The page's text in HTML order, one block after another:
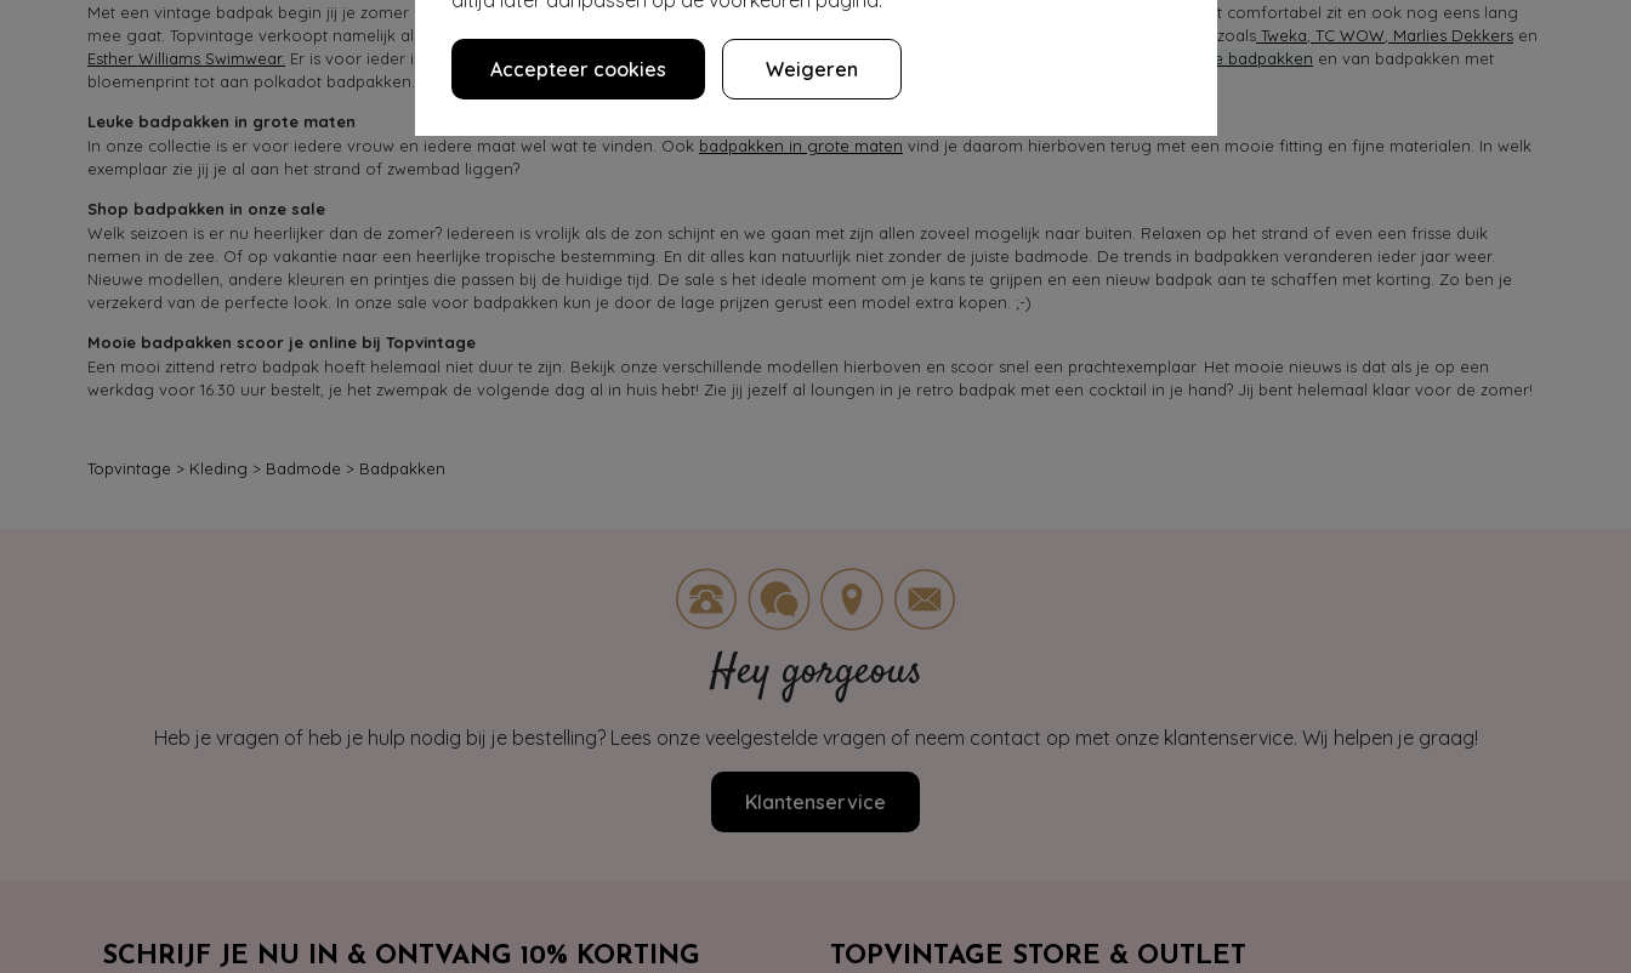
Accepteer cookies Weigeren
Met een vintage badpak begin jij je zomer super stijlvol! In onze boutique vind je jouw perfecte vintage badpak in jaren ’50 stijl. Een mooi badpak dat comfortabel zit en ook nog eens lang
mee gaat. Topvintage verkoopt namelijk alleen de beste kwaliteit. Voor onze collectie badpakken is er een selectie gemaakt van enkele topmerken zoals Tweka TC WOW Marlies Dekkers en
Esther Williams Swimwear. Er is voor ieder iets wils, ook qua prijs. Ga je voor een mooi patroon of een uni kleur? Van zwarte badpakken en van badpakken met
bloemenprint tot aan polkadot badpakken. De keuze is reuze!
Leuke badpakken in grote maten
In onze collectie is er voor iedere vrouw en iedere maat wel wat te vinden. Ook badpakken in grote maten vind je daarom hierboven terug met een mooie fitting en fijne materialen. In welk
exemplaar zie jij je al aan het strand of zwembad liggen?
Shop badpakken in onze sale
Welk seizoen is er nu heerlijker dan de zomer? Iedereen is vrolijk als de zon schijnt en we gaan met zijn allen zoveel mogelijk naar buiten. Relaxen op het strand of even een frisse duik
nemen in de zee. Of op vakantie naar een heerlijke tropische bestemming. En dit alles kan natuurlijk niet zonder de juiste badmode. De trends in badpakken veranderen ieder jaar weer.
Nieuwe modellen, andere kleuren en printjes die passen bij de huidige tijd. De sale s het ideale moment om je kans te grijpen en een nieuw badpak aan te schaffen met korting. Zo ben je
verzekerd van de perfecte look. In onze sale voor badpakken kun je door de lage prijzen gerust een model extra kopen. ;-)
Mooie badpakken scoor je online bij Topvintage
Een mooi zittend retro badpak hoeft helemaal niet duur te zijn. Bekijk onze verschillende modellen hierboven en scoor snel een prachtexemplaar. Het mooie nieuws is dat als je op een
werkdag voor 16.30 uur bestelt, je het zwempak de volgende dag al in huis hebt! Zie jij jezelf al loungen in je retro badpak met een cocktail in je hand? Jij bent helemaal klaar voor de zomer!
Topvintage > Kleding > Badmode > Badpakken
Hey gorgeous
Heb je vragen of heb je hulp nodig bij je bestelling? Lees onze veelgestelde vragen of neem contact op met onze klantenservice. Wij helpen je graag!
Klantenservice
SCHRIJF JE NU IN & ONTVANG 10% KORTING TOPVINTAGE STORE & OUTLET